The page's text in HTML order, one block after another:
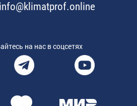
info@klimatprof.online
на нас в соцсетях